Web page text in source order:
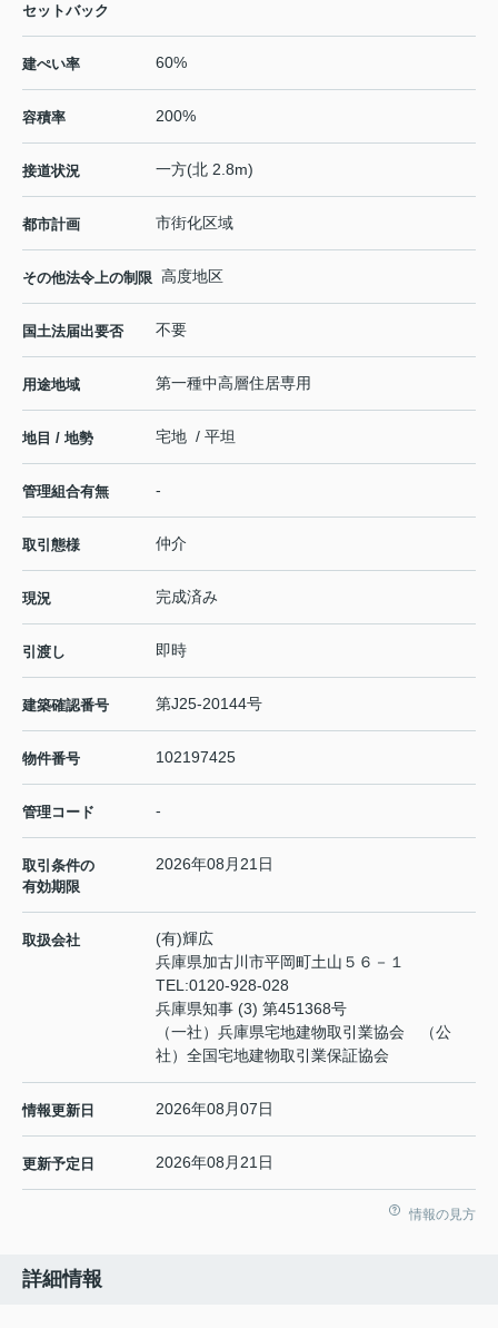
セットバック
建ぺい率 60%
容積率 200%
接道状況 一方(北 2.8m)
都市計画 市街化区域
その他法令上の制限 高度地区
国土法届出要否 不要
用途地域 第一種中高層住居専用
地目 / 地勢 宅地 / 平坦
管理組合有無 -
取引態様 仲介
現況 完成済み
引渡し 即時
建築確認番号 第J25-20144号
物件番号 102197425
管理コード -
取引条件の
有効期限
2026年08月21日
取扱会社
(有)輝広
兵庫県加古川市平岡町土山５６－１
TEL:0120-928-028
兵庫県知事 (3) 第451368号
（一社）兵庫県宅地建物取引業協会 （公
社）全国宅地建物取引業保証協会
情報更新日 2026年08月07日
更新予定日 2026年08月21日
情報の見方
詳細情報